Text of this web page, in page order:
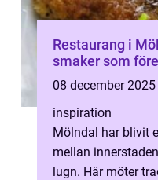
Restaurang i
smaker som
08 december 2025
inspiration
Mölndal har blivit
mellan
lugn. Här möter